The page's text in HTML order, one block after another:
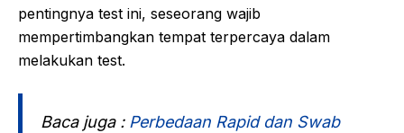
pentingnya test ini, seseorang wajib
mempertimbangkan tempat terpercaya dalam
melakukan test.
Baca juga : Perbedaan Rapid dan Swab